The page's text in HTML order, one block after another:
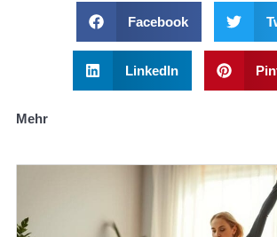
Facebook
LinkedIn
Mehr